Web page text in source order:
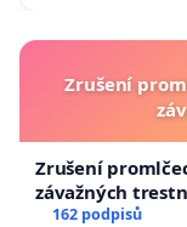
Zrušení
Zrušení
závažných
162 podpisů